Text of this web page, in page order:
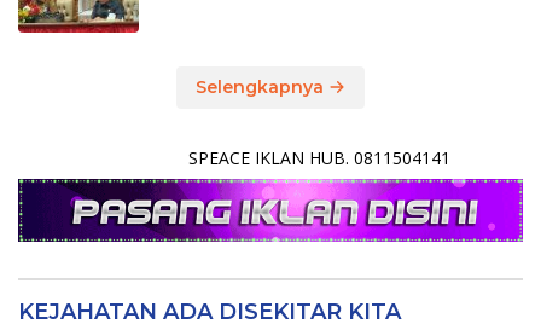
Selengkapnya
SPEACE IKLAN HUB. 0811504141
KEJAHATAN ADA DISEKITAR KITA